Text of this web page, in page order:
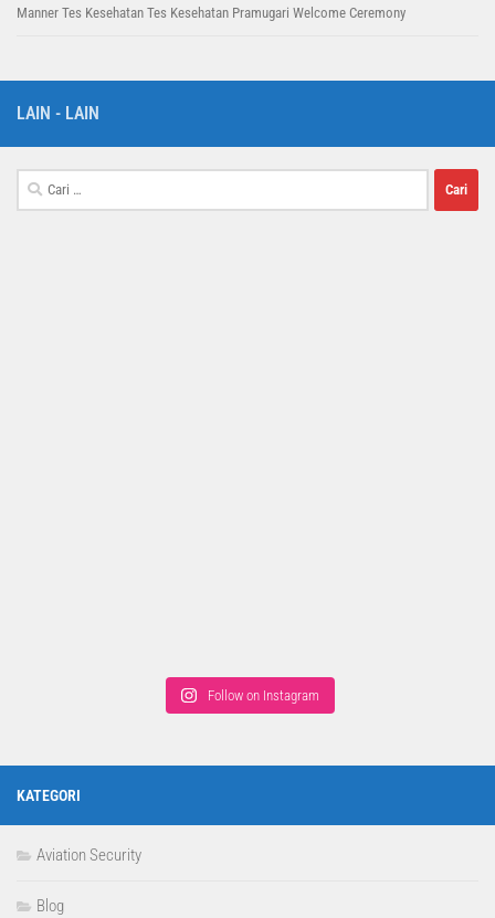
Manner Tes Kesehatan Tes Kesehatan Pramugari Welcome Ceremony
LAIN - LAIN
Follow on Instagram
KATEGORI
Aviation Security
Blog